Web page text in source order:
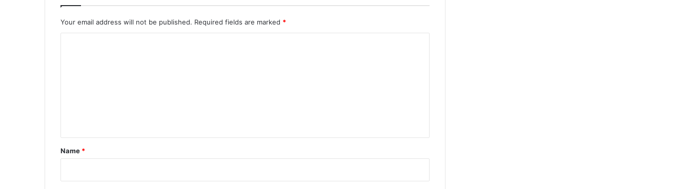
Your email address will not be published. Required fields are marked *
*
Name *